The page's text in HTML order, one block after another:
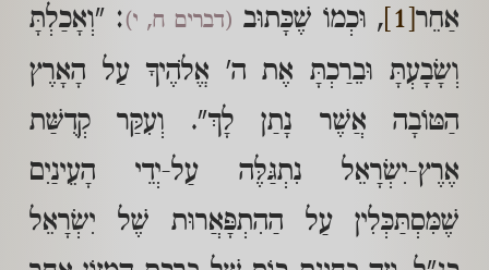
אַחֵר[1] , וּכְמוֹ שֶׁכָּתוּב (דברים ח, י): "וְאָכַלְתָּ
וְשָׂבָעְתָּ וּבֵרַכְתָּ אֶת ה' אֱלֹהֶיךָ עַל הָאָרֶץ
הַטּוֹבָה אֲשֶׁר נָתַן לָךְ". וְעִקַּר קְדֻשַּׁת
אֶרֶץ-יִשְׂרָאֵל נִתְגַּלֶּה עַל-יְדֵי הָעֵינַיִם
שֶׁמִּסְתַּכְּלִין עַל הַהִתְפָּאֲרוּת שֶׁל יִשְׂרָאֵל